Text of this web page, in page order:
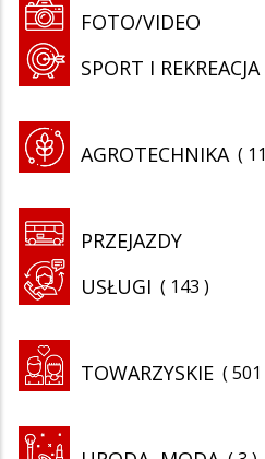
FOTO/VIDEO
SPORT I REKREACJA
AGROTECHNIKA 11
PRZEJAZDY
143
USŁUGI
TOWARZYSKIE 501